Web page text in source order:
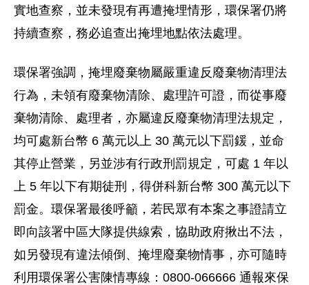
實地查察，並未發現有再遭掩埋情形，環保署仍將
持續查察，務必追查出掩埋地點依法處理。
環保署強調，掩埋廢棄物屬嚴重違反廢棄物清理法
行為，未領有廢棄物清除、處理許可證，而從事廢
棄物清除、處理者，亦屬違反廢棄物清理法規定，
均可處新台幣 6 萬元以上 30 萬元以下罰鍰，並命
其停止營業，另並涉有行政刑罰規定，可處 1 年以
上 5 年以下有期徒刑，得併科新台幣 300 萬元以下
罰金。環保署最後呼籲，若民眾有本案之事證請立
即向該署中區大隊提供線索，協助政府揪出不法，
如另發現有違法傾倒、掩埋廢棄物情事，亦可隨時
利用環保署公害陳情專線：0800-066666 通報來保